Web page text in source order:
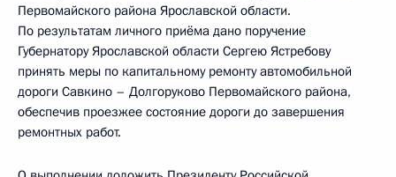
Первомайского района Ярославской области.
По результатам личного приёма дано поручение
Губернатору Ярославской области Сергею Ястребову
принять меры по капитальному ремонту автомобильной
дороги Савкино – Долгоруково Первомайского района,
обеспечив проезжее состояние дороги до завершения
ремонтных работ.